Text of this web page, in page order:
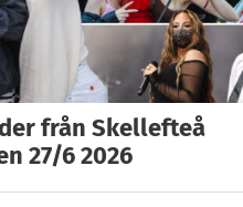
från Skellefteå
27/6 2026